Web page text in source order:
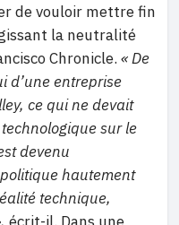
de vouloir mettre fin
la neutralité
Chronicle. « De
d’une entreprise
ce qui ne devait
sur le
devenu
hautement
technique,